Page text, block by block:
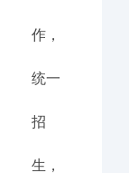
作，
统一
招
生，